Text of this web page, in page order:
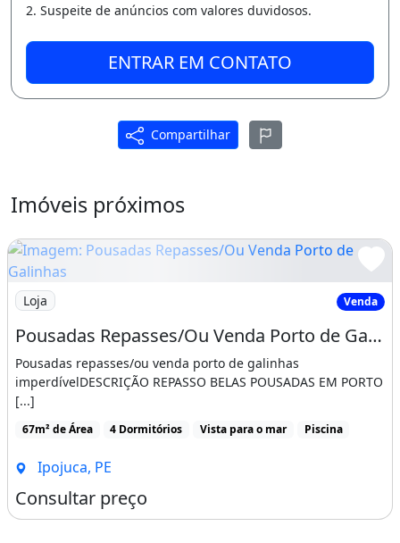
Salão De Festas
Porteiro 24H
Ar-condicionado Churrasqueira
Piscina
2. Suspeite de anúncios com valores duvidosos.
ENTRAR EM CONTATO
Compartilhar
Imóveis próximos
Imagem: Pousadas Repasses/Ou Venda Porto de Galinhas
Loja Venda
Pousadas Repasses/Ou Venda Porto de Galinhas Imperdível
Pousadas repasses/ou venda porto de galinhas
imperdívelDESCRIÇÃO REPASSO BELAS POUSADAS EM PORTO
[...]
67m² de Área 4 Dormitórios Vista para o mar Piscina
Ipojuca, PE
Consultar preço